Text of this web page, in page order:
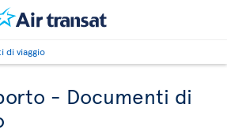
di viaggio
- Documenti di